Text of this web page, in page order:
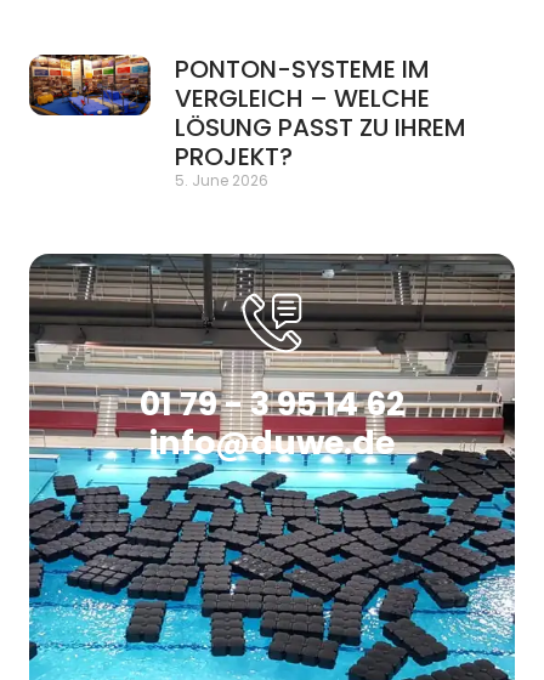
PONTON-SYSTEME IM
VERGLEICH – WELCHE
LÖSUNG PASST ZU IHREM
PROJEKT?
5. June 2026
01 79 - 3 95 14 62
info@duwe.de